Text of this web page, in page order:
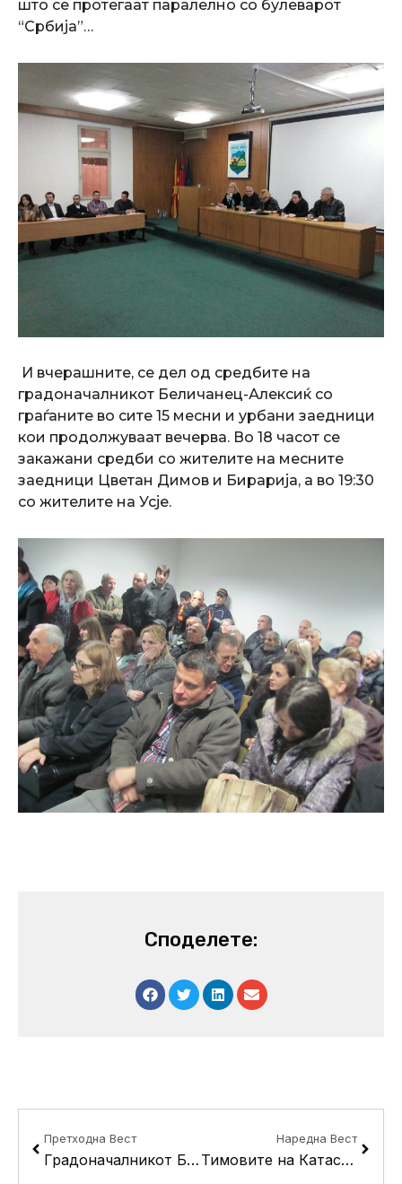
што се протегаат паралелно со булеварот
“Србија”…
И вчерашните, се дел од средбите на
градоначалникот Беличанец-Алексиќ со
граѓаните во сите 15 месни и урбани заедници
кои продолжуваат вечерва. Во 18 часот се
закажани средби со жителите на месните
заедници Цветан Димов и Бирарија, а во 19:30
со жителите на Усје.
Споделете:
Претходна Вест
Градоначалникот Беличанец-Алексиќ оствари средба со жителите на Кисела Вода и Расадник
Наредна Вест
Тимовите на Катастарот утре во Драчево